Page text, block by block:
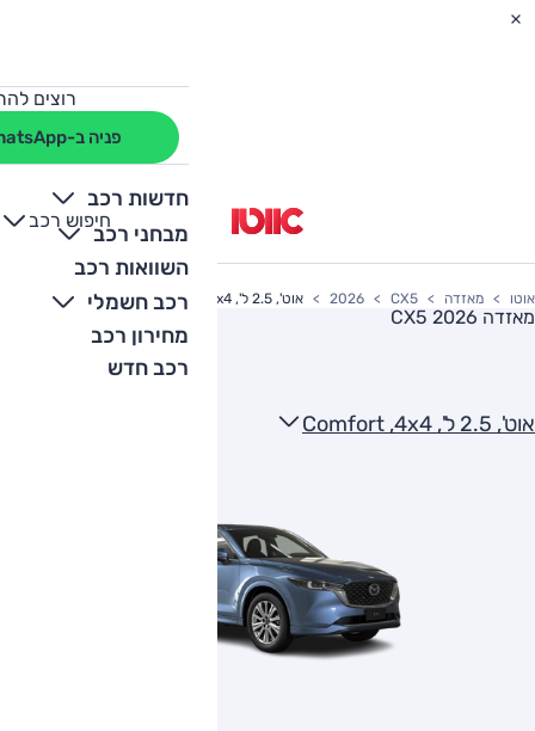
רוצים
פניה ב-WhatsApp
חדשות רכב
מבחני רכב
השוואות רכב
רכב חשמלי
מחירון רכב
רכב חדש
חיפוש רכב
+
-
אוטו מאזדה CX5
2026 אוט', 2.5 ל', Comfort ,4x4
מאזדה CX5 2026
אוט', 2.5 ל', Comfort ,4x4